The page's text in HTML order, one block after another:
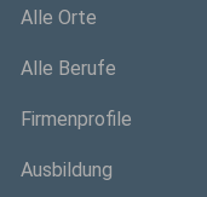
Alle Orte
Alle Berufe
Firmenprofile
Ausbildung